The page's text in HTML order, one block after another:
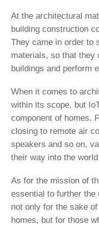
At the architectural
building construction
They came in order to
materials, so that they
buildings and perform
When it comes to
within its scope, but
component of homes.
closing to remote air
speakers and so on,
their way into the
As for the mission of
essential to further the
not only for the sake
homes, but for those